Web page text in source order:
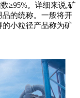
≥95%。详细来说,矿
的统称。一般将开
小粒径产品称为矿